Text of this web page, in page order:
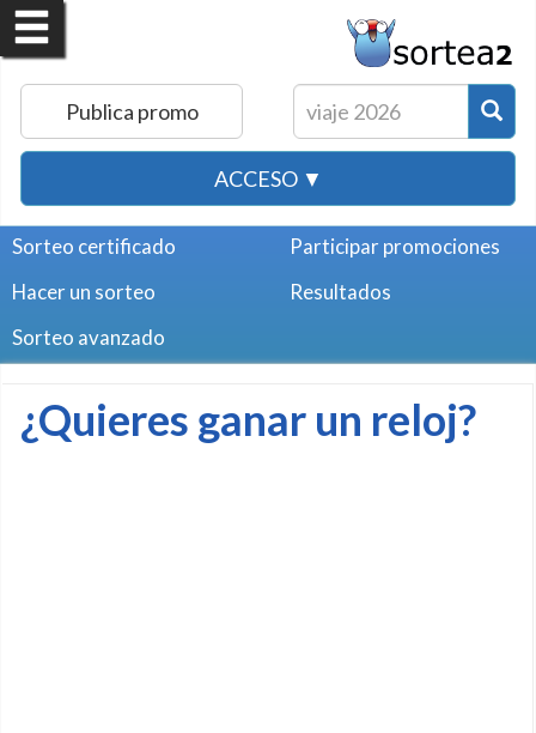
Publica promo
ACCESO ▼
Sorteo certificado
Hacer un sorteo
Sorteo avanzado
Participar promociones
Resultados
¿Quieres ganar un reloj?